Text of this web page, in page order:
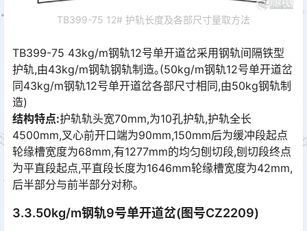
TB399-75 12# 护轨长度及各部尺寸量取方法
TB399-75 43kg/m钢轨12号单开道岔采用钢轨间隔铁型
护轨,由43kg/m钢轨钢轨制造｡(50kg/m钢轨12号单开道岔
同43kg/m钢轨12号单开道岔各部尺寸相同,由50kg钢轨制
造)󠅅󠅃󠄵󠅂󠄪󠇖󠆨󠆨󠇕󠆞󠆒󠅬󠇘󠆭󠆘󠇙󠆝󠅵󠇗󠆭󠆁󠄐󠇗󠅹󠅸󠇖󠆍󠅳󠇖󠅹󠅰󠇖󠆌󠅹
结构特点:护轨轨头宽70mm,为10孔护轨,护轨全长
4500mm,叉心前开口端为90mm,150mm后为缓冲段起点
轮缘槽宽度为68mm,有1277mm的均匀刨切段,刨切段终点
为平直段起点,平直段长度为1646mm轮缘槽宽度为42mm,
后半部分与前半部分对称｡󠅅󠅃󠄵󠅂󠄪󠇖󠆨󠆨󠇕󠆞󠆒󠅬󠇘󠆭󠆘󠇙󠆝󠅵󠇗󠆭󠆁󠄐󠇗󠅹󠅸󠇖󠆍󠅳󠇖󠅹󠅰󠇖󠆌󠅹
3.3.50kg/m钢轨9号单开道岔(图号CZ2209)